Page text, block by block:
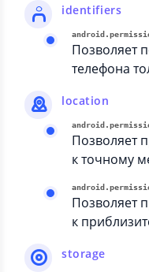
identifiers
Позволяет
телефона
location
Позволяет
к точному
Позволяет
к
storage